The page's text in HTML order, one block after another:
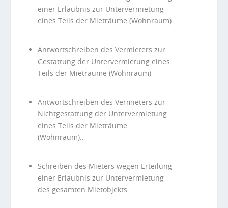
einer Erlaubnis zur Untervermietung
eines Teils der Mieträume (Wohnraum).
Antwortschreiben des Vermieters zur
Gestattung der Untervermietung eines
Teils der Mieträume (Wohnraum)
Antwortschreiben des Vermieters zur
Nichtgestattung der Untervermietung
eines Teils der Mieträume
(Wohnraum)..
Schreiben des Mieters wegen Erteilung
einer Erlaubnis zur Untervermietung
des gesamten Mietobjekts